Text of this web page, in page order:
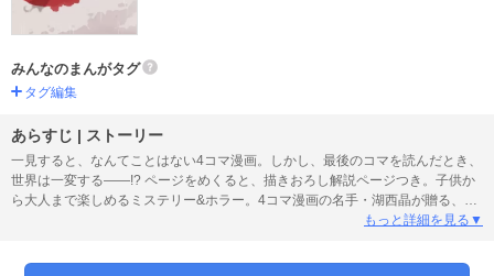
みんなのまんがタグ
タグ編集
あらすじ | ストーリー
一見すると、なんてことはない4コマ漫画。しかし、最後のコマを読んだとき、
世界は一変する――!? ページをめくると、描きおろし解説ページつき。子供か
ら大人まで楽しめるミステリー&ホラー。4コマ漫画の名手・湖西晶が贈る、世
もっと詳細を見る▼